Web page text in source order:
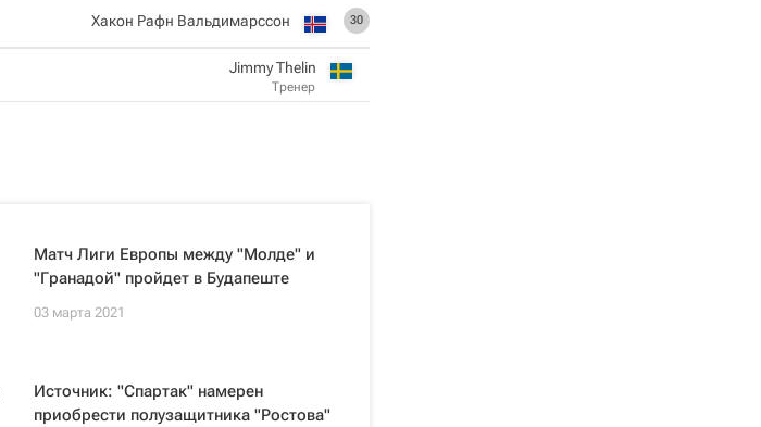
30
Хакон Рафн Вальдимарссон
Jimmy Thelin
Тренер
Матч Лиги Европы между "Молде" и
"Гранадой" пройдет в Будапеште
03 марта 2021
Источник: "Спартак" намерен
приобрести полузащитника "Ростова"